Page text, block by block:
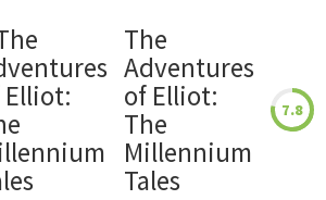
The
Adventures
of Elliot:
The
Millennium
Tales
7.8